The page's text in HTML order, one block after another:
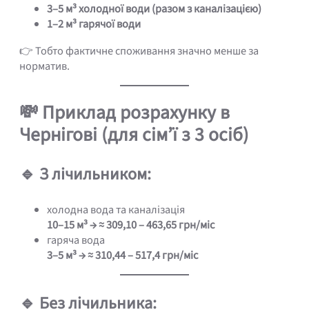
3–5 м³ холодної води (разом з каналізацією)
1–2 м³ гарячої води
👉 Тобто фактичне споживання значно менше за
норматив.
💸 Приклад розрахунку в
Чернігові (для сім’ї з 3 осіб)
🔹 З лічильником:
холодна вода та каналізація
10–15 м³ → ≈ 309,10 – 463,65 грн/міс
гаряча вода
3–5 м³ → ≈ 310,44 – 517,4 грн/міс
🔹 Без лічильника: